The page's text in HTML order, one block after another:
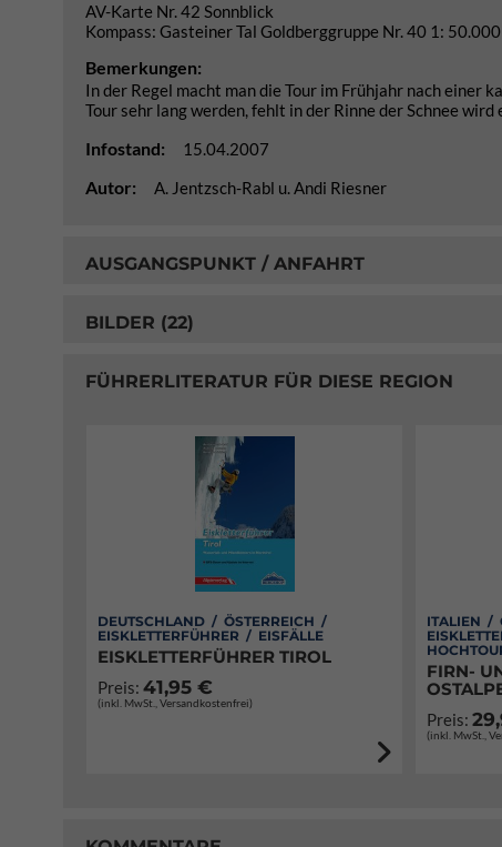
AV-Karte Nr. 42 Sonnblick
Kompass: Gasteiner Tal Goldberggruppe Nr. 40 1: 50.000
Bemerkungen:
In der Regel macht man die Tour im Frühjahr nach einer
Tour sehr lang werden, fehlt in der Rinne der Schnee
Infostand: 15.04.2007
Autor: A. Jentzsch-Rabl u. Andi Riesner
AUSGANGSPUNKT / ANFAHRT
BILDER (22)
FÜHRERLITERATUR FÜR DIESE REGION
DEUTSCHLAND / ÖSTERREICH /
EISKLETTERFÜHRER / EISFÄLLE
EISKLETTERFÜHRER TIROL
Preis: 41,95 €
(inkl. MwSt., Versandkostenfrei)
ITALIEN /
FIRN-
Preis:
(inkl. MwSt.,